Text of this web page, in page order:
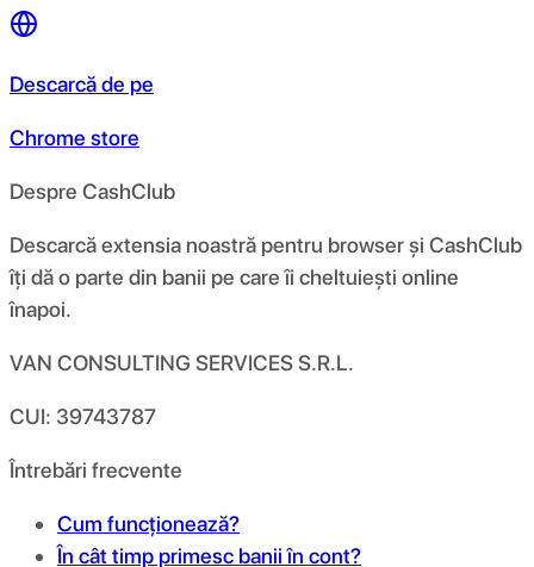
Descarcă de pe
Chrome store
Despre CashClub
Descarcă extensia noastră pentru browser și CashClub
îți dă o parte din banii pe care îi cheltuiești online
înapoi.
VAN CONSULTING SERVICES S.R.L.
CUI: 39743787
Întrebări frecvente
Cum funcționează?
În cât timp primesc banii în cont?